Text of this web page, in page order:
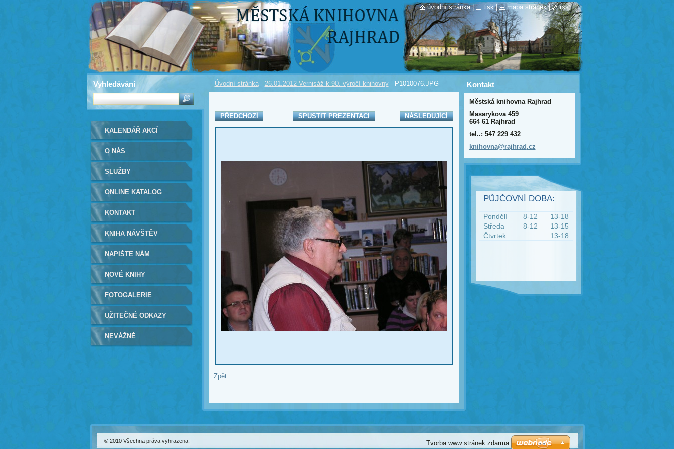
Úvodní stránka - 26.01.2012 Vernisáž k 90. výročí knihovny - P1010076.JPG
PŘEDCHOZÍ SPUSTIT PREZENTACI NÁSLEDUJÍCÍ
Zpět
KALENDÁŘ AKCÍ
O NÁS
SLUŽBY
ONLINE KATALOG
KONTAKT
KNIHA NÁVŠTĚV
NAPIŠTE NÁM
NOVÉ KNIHY
FOTOGALERIE
UŽITEČNÉ ODKAZY
NEVÁŽNĚ
Kontakt
Městská knihovna Rajhrad
Masarykova 459
664 61 Rajhrad
tel..: 547 229 432
knihovna@rajhrad .cz
PŮJČOVNÍ DOBA:
Pondělí 8-12
13-18
Středa
8-12
13-15
Čtvrtek
13-18
Vyhledávání
úvodní stránka | tisk | mapa stránek | rss
© 2010 Všechna práva vyhrazena. Tvorba www stránek zdarma